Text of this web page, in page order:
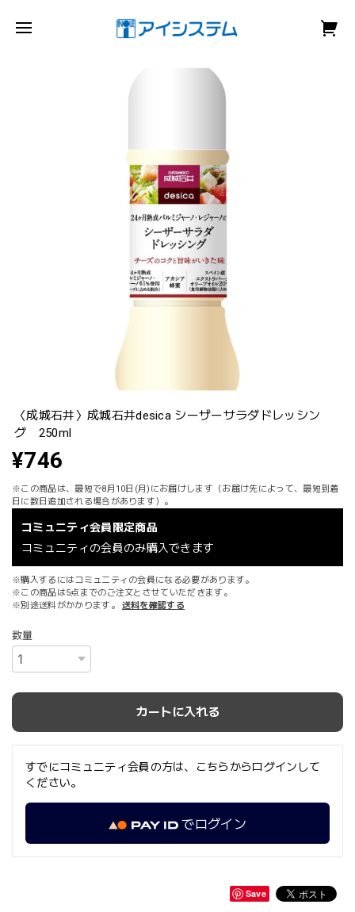
〈成城石井〉成城石井desica シーザーサラダドレッシン
グ 250ml
¥746
※この商品は、最短で8月10日(月)にお届けします（お届け先によって、最短到着
日に数日追加される場合があります）。
コミュニティ会員限定商品
コミュニティの会員のみ購入できます
※購入するにはコミュニティの会員になる必要があります。
※この商品は5点までのご注文とさせていただきます。
※別途送料がかかります。
送料を確認する
数量
カートに入れる
すでにコミュニティ会員の方は、こちらからログインして
ください。
でログイン
Save